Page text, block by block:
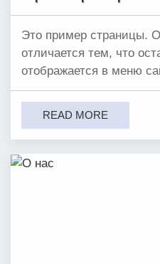
Это пример страницы.
отличается тем, что
отображается в меню
READ MORE